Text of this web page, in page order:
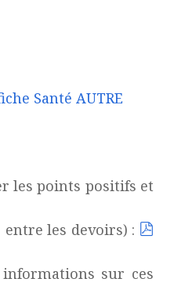
Santé AUTRE
les points positifs et
les devoirs) :
informations sur ces